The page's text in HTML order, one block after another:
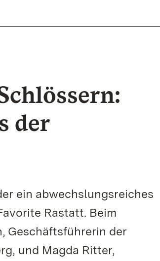
der
ein abwechslungsreiches
Rastatt. Beim
Geschäftsführerin der
und Magda Ritter,